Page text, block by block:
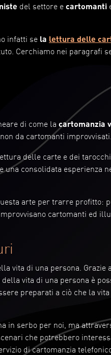
del settore e cartomanti
infatti se la lettura delle
Cerchiamo nei paragrafi
di come la cartomanzia
da cartomanti improvvisati.
delle carte e dei
una consolidata esperienza
arte per trarre profitto:
cartomanti ed
vita di una persona. Grazie
vita di una persona è
preparati a ciò che la
in serbo per noi, ma
che potrebbero
di cartomanzia